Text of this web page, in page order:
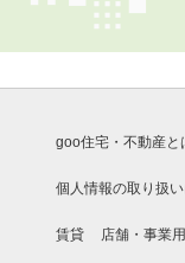
goo住宅・不動産と
個人情報の取り扱
賃貸 店舗・事業用